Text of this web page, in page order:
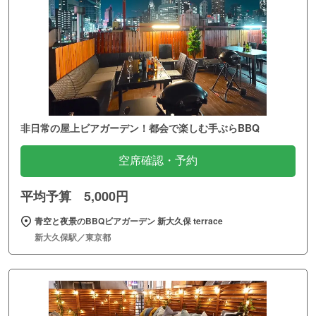
非日常の屋上ビアガーデン！都会で楽しむ手ぶらBBQ
空席確認・予約
平均予算 5,000円
青空と夜景のBBQビアガーデン 新大久保 terrace
新大久保駅／東京都